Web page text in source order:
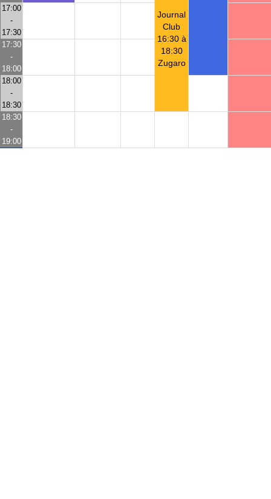
Journal
Club
16:30 à
18:30
Zugaro
17:00
-
17:30
17:30
-
18:00
18:00
-
18:30
18:30
-
19:00